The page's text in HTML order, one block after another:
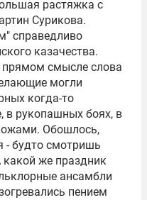
растяжка с
Сурикова.
справедливо
казачества.
прямом смысле слова
могли
когда-то
в рукопашных боях, в
Обошлось,
- будто смотришь
какой же праздник
ансамбли
пением